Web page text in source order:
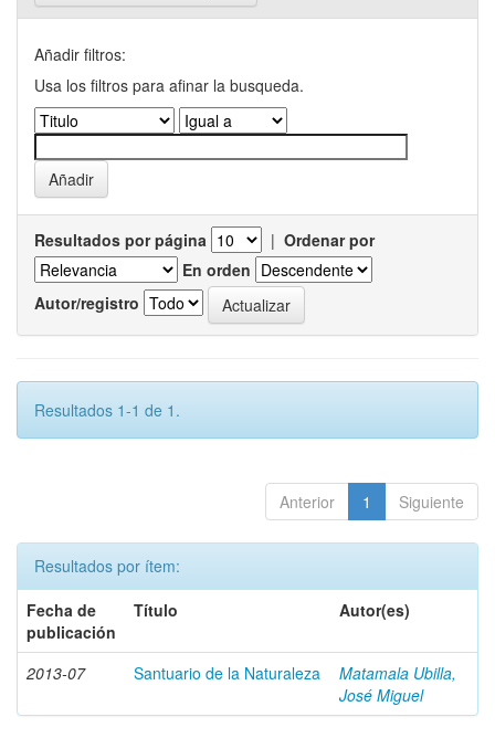
Añadir filtros:
Usa los filtros para afinar la busqueda.
Resultados por página | Ordenar por
En orden
Autor/registro
Resultados 1-1 de 1.
Anterior 1 Siguiente
Resultados por ítem:
Fecha de
publicación
Título Autor(es)
2013-07 Santuario de la Naturaleza
Matamala Ubilla,
José Miguel